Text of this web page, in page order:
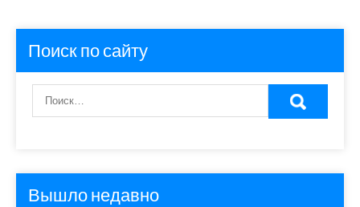
Поиск по сайту
Вышло недавно